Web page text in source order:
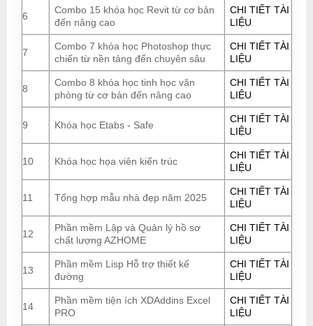
6
Combo 15 khóa học Revit từ cơ bản
đến nâng cao
CHI TIẾT TÀI
LIỆU
7
Combo 7 khóa học Photoshop thực
chiến từ nền tảng đến chuyên sâu
CHI TIẾT TÀI
LIỆU
8
Combo 8 khóa học tinh học văn
phòng từ cơ bản đến nâng cao
CHI TIẾT TÀI
LIỆU
9 Khóa học Etabs - Safe
CHI TIẾT TÀI
LIỆU
10 Khóa học họa viên kiến trúc
CHI TIẾT TÀI
LIỆU
11 Tổng hợp mẫu nhà đẹp năm 2025
CHI TIẾT TÀI
LIỆU
12
Phần mềm Lập và Quản lý hồ sơ
chất lượng AZHOME
CHI TIẾT TÀI
LIỆU
13
Phần mềm Lisp Hỗ trợ thiết kế
đường
CHI TIẾT TÀI
LIỆU
14
Phần mềm tiện ích XDAddins Excel
PRO
CHI TIẾT TÀI
LIỆU